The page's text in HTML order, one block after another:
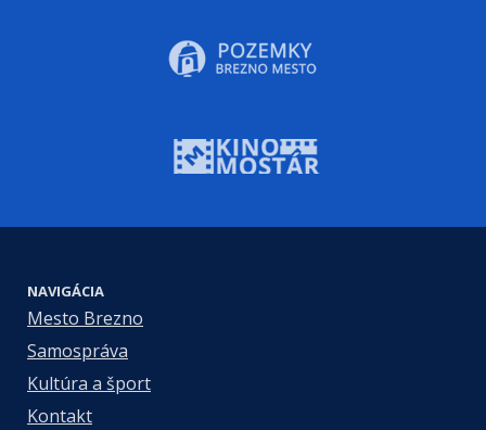
NAVIGÁCIA
Mesto Brezno
Samospráva
Kultúra a šport
Kontakt